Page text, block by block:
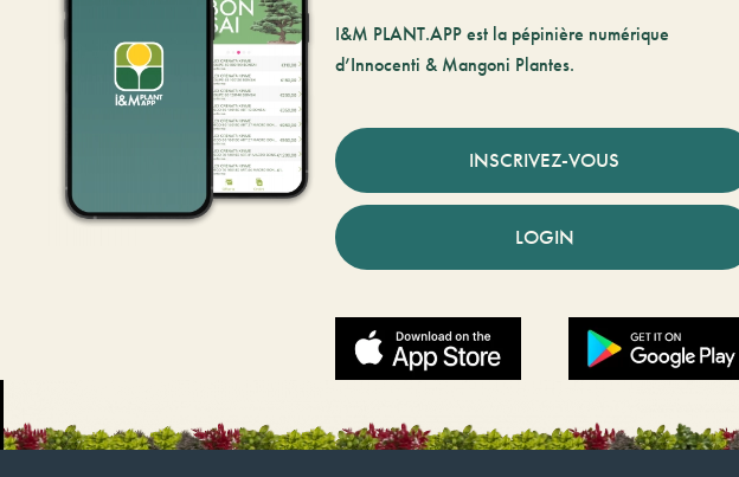
I&M PLANT.APP est la pépinière numérique
d’Innocenti & Mangoni Plantes.
INSCRIVEZ-VOUS
LOGIN